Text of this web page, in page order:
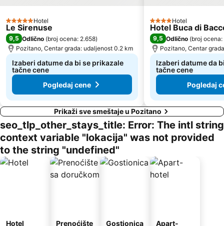
5 Zvezdice
Hotel
Le Sirenuse
9,5 Odlično (broj ocena: 2.658)
Pozitano, Centar grada: udaljenost 0.2 km
Izaberi datume da bi se prikazale
tačne cene
Pogledaj cene
4 Zvezdice
Hotel
Hotel Buca di
9,5 Odlično (broj
Pozitano, Centar
Izaberi datume da
tačne cene
Pogledaj
Prikaži sve smeštaje u Pozitano
seo_tlp_other_stays_title: Error: The intl string
context variable "lokacija" was not provided
to the string "undefined"
Hotel Prenoćište Gostionica Apart-